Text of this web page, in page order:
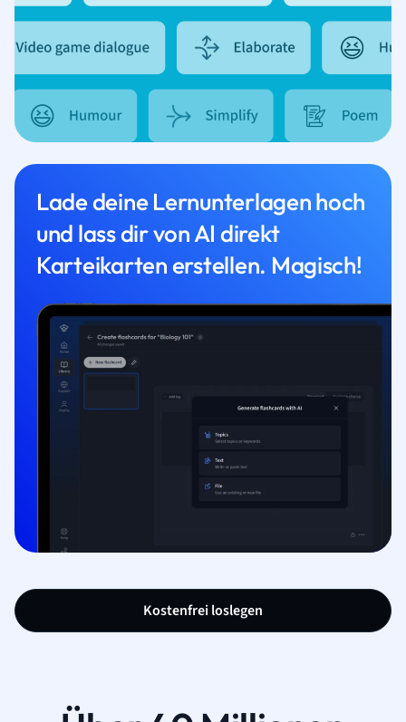
Lade deine Lernunterlagen hoch
und lass dir von AI direkt
Karteikarten erstellen. Magisch!
Kostenfrei loslegen